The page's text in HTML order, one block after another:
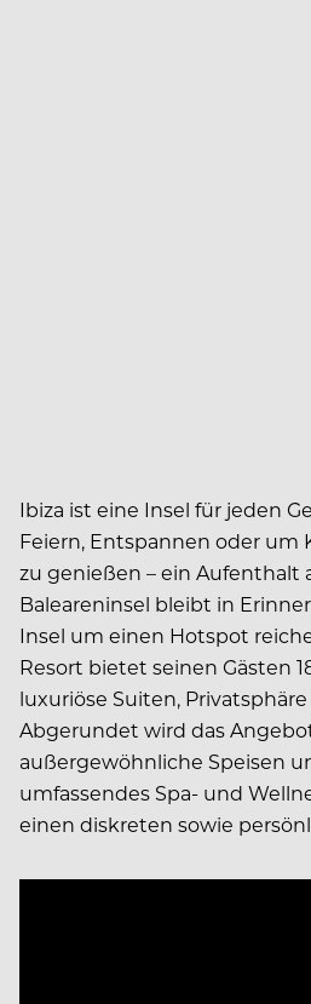
Ibiza ist eine Insel für jeden
Feiern, Entspannen oder um
zu genießen – ein Aufenthalt
Baleareninsel bleibt in
Insel um einen Hotspot
Resort bietet seinen Gästen
luxuriöse Suiten,
Abgerundet wird das
außergewöhnliche Speisen
umfassendes Spa- und
einen diskreten sowie